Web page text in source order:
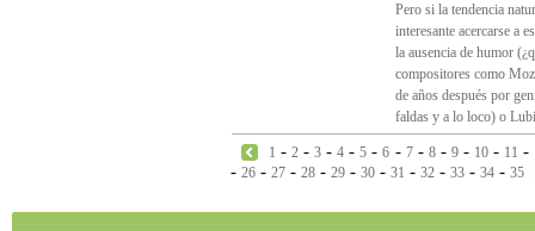
Pero si la tendencia
interesante acercarse a
la ausencia de humor
compositores como
de años después por
faldas y a lo loco) o
1 -2 -3 -4 -5 -6 - 7- 8- 9- 10- 11 -
- 26 - 27 - 28 - 29 - 30 - 31 - 32 - 33 - 34 - 35